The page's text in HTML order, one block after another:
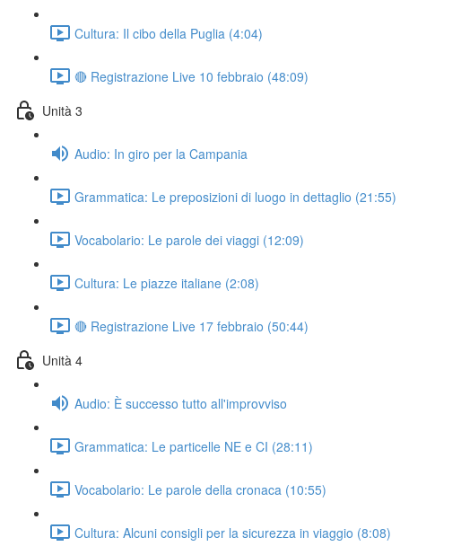
Cultura: Il cibo della Puglia (4:04)
🔴 Registrazione Live 10 febbraio (48:09)
Unità 3
Audio: In giro per la Campania
Grammatica: Le preposizioni di luogo in dettaglio (21:55)
Vocabolario: Le parole dei viaggi (12:09)
Cultura: Le piazze italiane (2:08)
🔴 Registrazione Live 17 febbraio (50:44)
Unità 4
Audio: È successo tutto all'improvviso
Grammatica: Le particelle NE e CI (28:11)
Vocabolario: Le parole della cronaca (10:55)
Cultura: Alcuni consigli per la sicurezza in viaggio (8:08)